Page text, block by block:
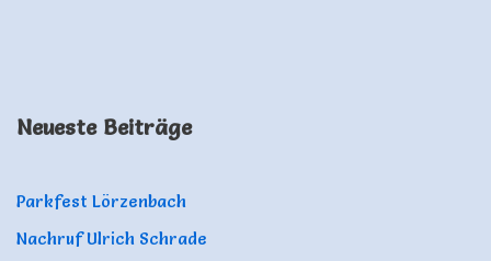
Neueste Beiträge
Parkfest Lörzenbach
Nachruf Ulrich Schrade